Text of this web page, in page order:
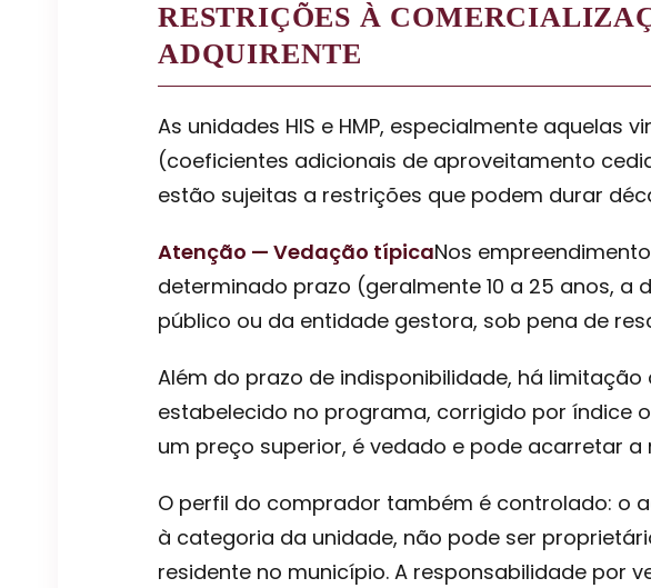
RESTRIÇÕES À
ADQUIRENTE
As unidades HIS e HMP, especialmente
(coeficientes adicionais de aproveitamento
estão sujeitas a restrições que podem durar
Atenção — Vedação típicaNos
determinado prazo (geralmente 10 a 25 anos,
público ou da entidade gestora, sob pena de
Além do prazo de indisponibilidade, há
estabelecido no programa, corrigido por índice
um preço superior, é vedado e pode acarretar
O perfil do comprador também é controlado: o
à categoria da unidade, não pode ser
residente no município. A responsabilidade por